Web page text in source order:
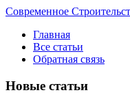
Современное
Главная
Все статьи
Обратная связь
Новые статьи